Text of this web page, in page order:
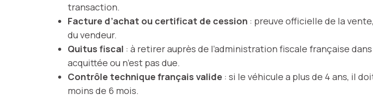
transaction.
Facture d’achat ou certificat de cession : preuve officielle de la
du vendeur.
Quitus fiscal : à retirer auprès de l’administration fiscale française
acquittée ou n’est pas due.
Contrôle technique français valide : si le véhicule a plus de 4 ans, il
moins de 6 mois.